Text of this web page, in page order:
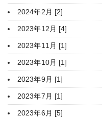
2024年2月 [2]
2023年12月 [4]
2023年11月 [1]
2023年10月 [1]
2023年9月 [1]
2023年7月 [1]
2023年6月 [5]